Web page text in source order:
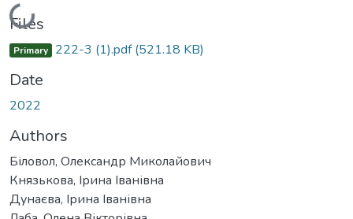
Loading...
Files
Primary 222-3 (1).pdf(521.18 KB)
Date
2022
Authors
Біловол, Олександр Миколайович
Князькова, Ірина Іванівна
Дунаєва, Ірина Іванівна